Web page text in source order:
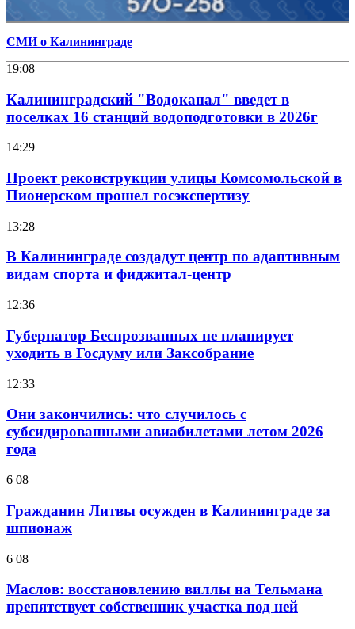
СМИ о Калининграде
19:08
Калининградский "Водоканал" введет в
поселках 16 станций водоподготовки в 2026г
14:29
Проект реконструкции улицы Комсомольской в
Пионерском прошел госэкспертизу
13:28
В Калининграде создадут центр по адаптивным
видам спорта и фиджитал-центр
12:36
Губернатор Беспрозванных не планирует
уходить в Госдуму или Заксобрание
12:33
Они закончились: что случилось с
субсидированными авиабилетами летом 2026
года
6 08
Гражданин Литвы осужден в Калининграде за
шпионаж
6 08
Маслов: восстановлению виллы на Тельмана
препятствует собственник участка под ней